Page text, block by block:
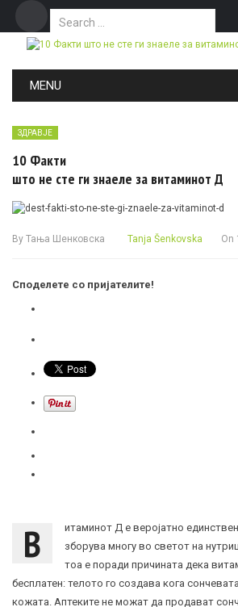
Search for:
MENU
ЗДРАВЈЕ
10 Факти
што не сте ги знаеле за витаминот Д
By Тања Шенковска Tanja Šenkovska On
Споделете со пријателите!
В
итаминот Д е веројатно
зборува многу во светот на
тоа е поради причината дека
бесплатен: телото го создава кога
кожата. Аптеките не можат да продават